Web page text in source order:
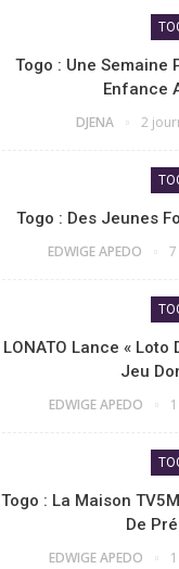
Togo : Une Semaine
Enfance
DJENA 2
Togo : Des Jeunes
EDWIGE APEDO
LONATO Lance « Loto
Jeu
EDWIGE APEDO
Togo : La Maison
De
EDWIGE APEDO